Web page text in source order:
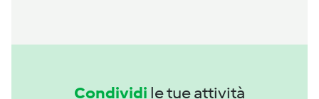
Condividi le tue attività